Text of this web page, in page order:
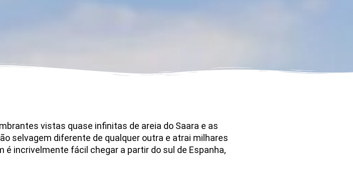
vistas quase infinitas de areia do Saara e as
selvagem diferente de qualquer outra e atrai milhares
incrivelmente fácil chegar a partir do sul de Espanha,